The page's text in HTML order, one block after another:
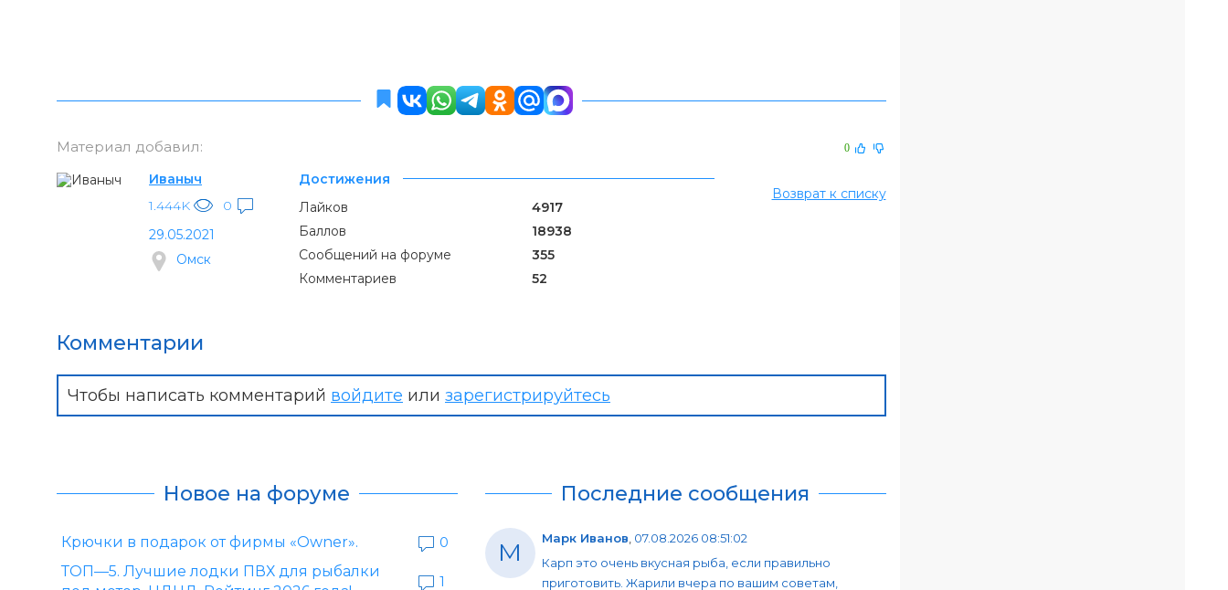
Материал добавил: 0
Иваныч
1.444K
0
29.05.2021
Омск
Достижения
Лайков
4917
Баллов
18938
Сообщений на форуме
355
Комментариев
52
Возврат к списку
Комментарии
Чтобы написать комментарий войдите или зарегистрируйтесь
Новое на форуме
Крючки в подарок от фирмы «Owner».
0
ТОП—5. Лучшие лодки ПВХ для рыбалки
1
Последние сообщения
М Марк Иванов 07.08.2026 08:51:02
Карп это очень вкусная рыба, если правильно
приготовить. Жарили вчера по вашим советам,